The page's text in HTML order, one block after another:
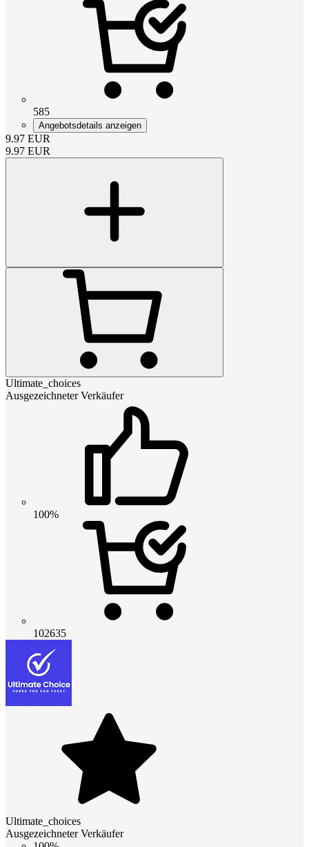
585
Angebotsdetails anzeigen
9.97 EUR
9.97 EUR
Ultimate_choices
Ausgezeichneter Verkäufer
100%
102635
Ultimate_choices
Ausgezeichneter Verkäufer